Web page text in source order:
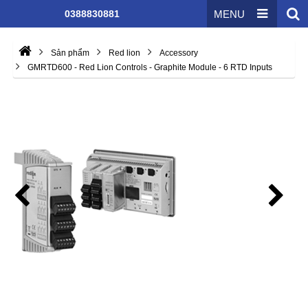
0388830881 MENU
Sản phẩm Red lion
Accessory
GMRTD600 - Red Lion Controls - Graphite Module - 6 RTD Inputs